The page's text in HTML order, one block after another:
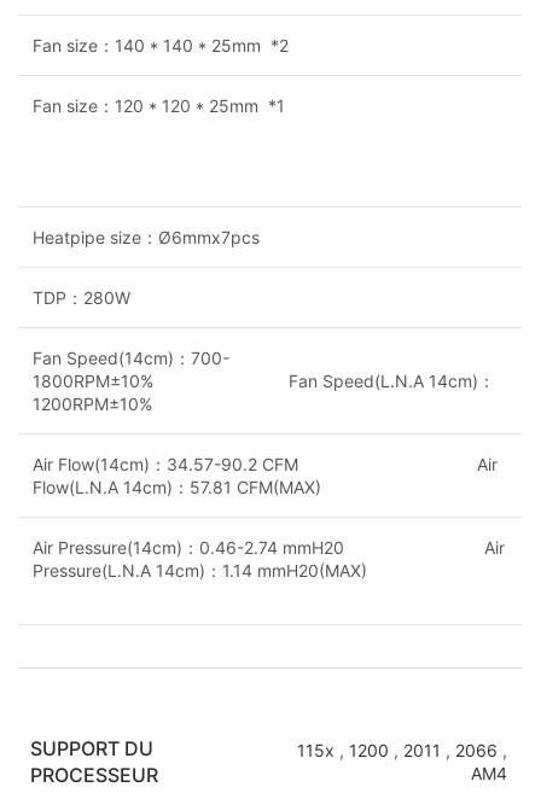
Fan size：140 * 140 * 25mm *2
Fan size：120 * 120 * 25mm *1
Heatpipe size：Ø6mmx7pcs
TDP：280W
Fan Speed(14cm)：700-
1800RPM±10% Fan Speed(L.N.A 14cm)：
1200RPM±10%
Air Flow(14cm)：34.57-90.2 CFM Air
Flow(L.N.A 14cm)：57.81 CFM(MAX)
Air Pressure(14cm)：0.46-2.74 mmH20 Air
Pressure(L.N.A 14cm)：1.14 mmH20(MAX)
SUPPORT DU
PROCESSEUR
115x , 1200 , 2011 , 2066 ,
AM4